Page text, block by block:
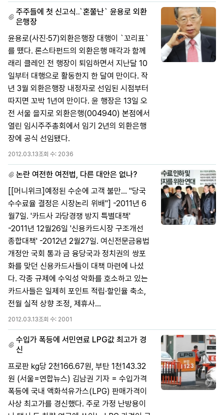
주주들에 첫 신고식..`혼쭐난` 윤용로 외환
은행장
윤용로(사진·57)외환은행장 대행이 `꼬리표`
를 뗐다. 론스타펀드의 외환은행 매각과 함께
래리 클레인 전 행장이 퇴임하면서 지난달 10
일부터 대행으로 활동한지 한 달여 만이다. 작
년 3월 외환은행장 내정자로 선임된 시점부터
따지면 꼬박 1년여 만이다. 윤 행장은 13일 오
전 서울 을지로 외환은행(004940) 본점에서
열린 임시주주총회에서 임기 2년의 외환은행
장에 공식 선임됐다.
2012.03.13조회 수: 2036
논란 여전한 여전법, 다른 대안은 없나?
[[머니위크]예정된 수순에 고객 불만… "당국
수수료율 결정은 시장논리 위배"] -2011년 6
월7일. '카드사 과당경쟁 방지 특별대책'
-2011년 12월26일 '신용카드시장 구조개선
종합대책' -2012년 2월27일. 여신전문금융법
개정안 국회 통과 금 융당국과 정치권의 쌍포
화를 맞던 신용카드사들이 대책 마련에 나섰
다. 각종 규제에 수익성 악화를 호소하고 있는
카드사들은 일제히 포인트 적립·할인율 축소,
전월 실적 상향 조정, 제휴사...
2012.03.13조회 수: 2001
수입가 폭등에 서민연료 LPG값 최고가 경
신
프로판 ㎏당 2천166.67원, 부탄 1천143.32
원 (서울=연합뉴스) 김남권 기자 = 수입가격
폭등에 국내 액화석유가스(LPG) 판매가격이
사상 최고가를 경신했다. 주로 가정 난방용이